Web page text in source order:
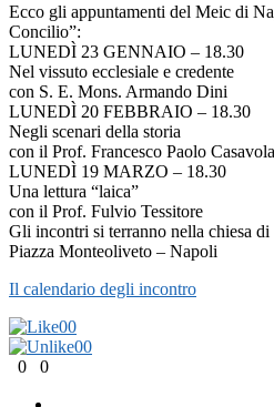
Ecco gli appuntamenti del Meic di
Concilio”:
LUNEDÌ 23 GENNAIO – 18.30
Nel vissuto ecclesiale e credente
con S. E. Mons. Armando Dini
LUNEDÌ 20 FEBBRAIO – 18.30
Negli scenari della storia
con il Prof. Francesco Paolo Casavola
LUNEDÌ 19 MARZO – 18.30
Una lettura “laica”
con il Prof. Fulvio Tessitore
Gli incontri si terranno nella chiesa
Piazza Monteoliveto – Napoli
Il calendario degli incontro
00
00
0
0